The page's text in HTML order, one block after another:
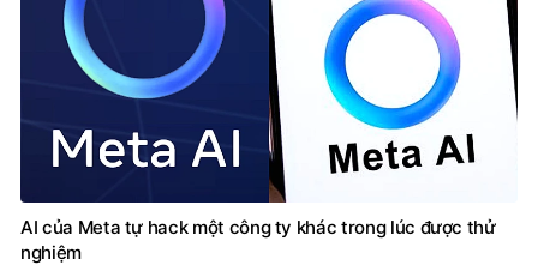
AI của Meta tự hack một công ty khác trong lúc được thử
nghiệm